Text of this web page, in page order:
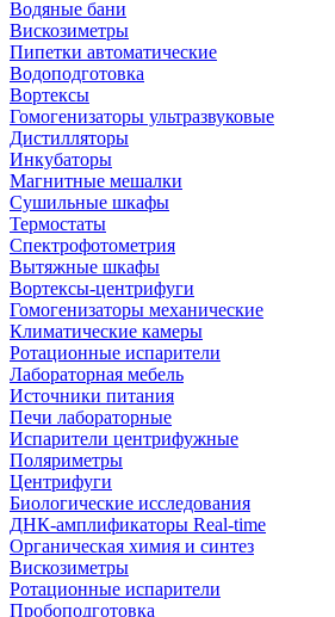
Водяные бани
Вискозиметры
Пипетки автоматические
Водоподготовка
Вортексы
Гомогенизаторы ультразвуковые
Дистилляторы
Инкубаторы
Магнитные мешалки
Сушильные шкафы
Термостаты
Спектрофотометрия
Вытяжные шкафы
Вортексы-центрифуги
Гомогенизаторы механические
Климатические камеры
Ротационные испарители
Лабораторная мебель
Источники питания
Печи лабораторные
Испарители центрифужные
Поляриметры
Центрифуги
Биологические исследования
ДНК-амплификаторы Real-time
Органическая химия и синтез
Вискозиметры
Ротационные испарители
Пробоподготовка